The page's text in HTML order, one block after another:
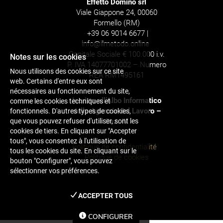
Effetto Domino srl
Viale Giappone 24, 00060
Formello (RM)
+39 06 9014 6677 |
info@ilmetodo.online
Capitale Sociale € 100.000 i.v.
P. IVA 14077701002 – Numero
REA RM1495161
Iscritta all’Albo Informatico
delle Agenzie del Lavoro –
Sez. IV
Politique de confidentialité
Politique de cookies
Notes sur les cookies
Nous utilisons des cookies sur ce site
web. Certains d'entre eux sont
nécessaires au fonctionnement du site,
comme les cookies techniques et
fonctionnels. D'autres types de cookies,
que vous pouvez refuser d'utiliser, sont les
cookies de tiers. En cliquant sur "Accepter
tous", vous consentez à l'utilisation de
tous les cookies du site. En cliquant sur le
bouton "Configurer", vous pouvez
sélectionner vos préférences.
ACCEPTER TOUS
CONFIGURER